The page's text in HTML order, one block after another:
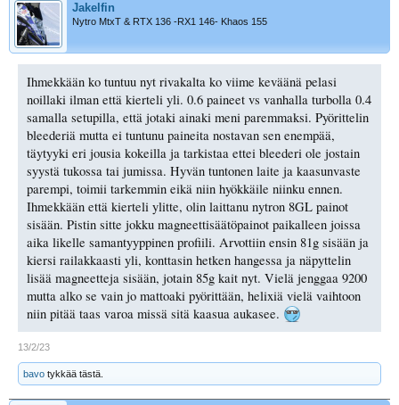
Jakelfin
Nytro MtxT & RTX 136 -RX1 146- Khaos 155
Ihmekkään ko tuntuu nyt rivakalta ko viime keväänä pelasi
noillaki ilman että kierteli yli. 0.6 paineet vs vanhalla turbolla 0.4
samalla setupilla, että jotaki ainaki meni paremmaksi. Pyörittelin
bleederiä mutta ei tuntunu paineita nostavan sen enempää,
täytyyki eri jousia kokeilla ja tarkistaa ettei bleederi ole jostain
syystä tukossa tai jumissa. Hyvän tuntonen laite ja kaasunvaste
parempi, toimii tarkemmin eikä niin hyökkäile niinku ennen.
Ihmekkään että kierteli ylitte, olin laittanu nytron 8GL painot
sisään. Pistin sitte jokku magneettisäätöpainot paikalleen joissa
aika likelle samantyyppinen profiili. Arvottiin ensin 81g sisään ja
kiersi railakkaasti yli, konttasin hetken hangessa ja näpyttelin
lisää magneetteja sisään, jotain 85g kait nyt. Vielä jenggaa 9200
mutta alko se vain jo mattoaki pyörittään, helixiä vielä vaihtoon
niin pitää taas varoa missä sitä kaasua aukasee.
13/2/23
bavo tykkää tästä.